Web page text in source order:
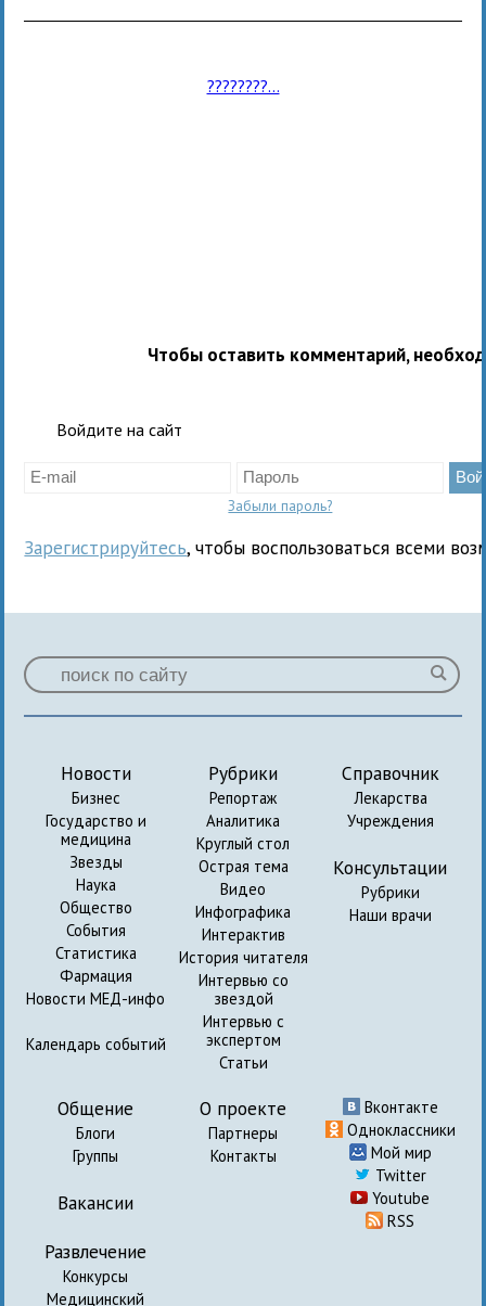
????????...
Чтобы оставить комментарий,
Войдите на сайт
Забыли пароль?
Зарегистрируйтесь, чтобы воспользоваться всеми
Новости
Бизнес
Государство и
медицина
Звезды
Наука
Общество
События
Статистика
Фармация
Новости МЕД-инфо
Календарь событий
Рубрики
Репортаж
Аналитика
Круглый стол
Острая тема
Видео
Инфографика
Интерактив
История читателя
Интервью со
звездой
Интервью с
экспертом
Статьи
Справочник
Лекарства
Учреждения
Консультации
Рубрики
Наши врачи
Общение
Блоги
Группы
Вакансии
Развлечение
Конкурсы
Медицинский
О проекте
Партнеры
Контакты
Вконтакте
Одноклассники
Мой мир
Twitter
Youtube
RSS